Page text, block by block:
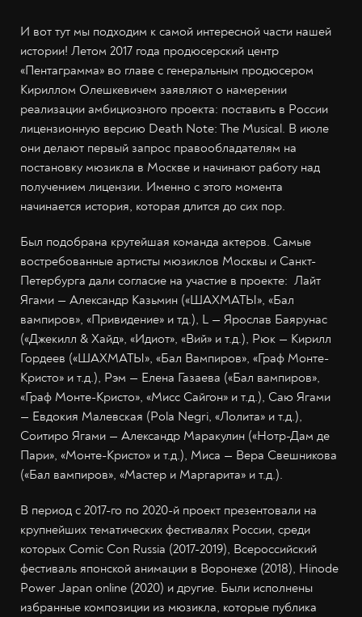
И вот тут мы подходим к самой интересной части нашей
истории! Летом 2017 года продюсерский центр
«Пентаграмма» во главе с генеральным продюсером
Кириллом Олешкевичем заявляют о намерении
реализации амбициозного проекта: поставить в России
лицензионную версию Death Note: The Musical. В июле
они делают первый запрос правообладателям на
постановку мюзикла в Москве и начинают работу над
получением лицензии. Именно с этого момента
начинается история, которая длится до сих пор.
Был подобрана крутейшая команда актеров. Самые
востребованные артисты мюзиклов Москвы и Санкт-
Петербурга дали согласие на участие в проекте: Лайт
Ягами — Александр Казьмин («ШАХМАТЫ», «Бал
вампиров», «Привидение» и тд.), L — Ярослав Баярунас
(«Джекилл & Хайд», «Идиот», «Вий» и т.д.), Рюк — Кирилл
Гордеев («ШАХМАТЫ», «Бал Вампиров», «Граф Монте-
Кристо» и т.д.), Рэм — Елена Газаева («Бал вампиров»,
«Граф Монте-Кристо», «Мисс Сайгон» и т.д.), Саю Ягами
— Евдокия Малевская (Pola Negri, «Лолита» и т.д.),
Соитиро Ягами — Александр Маракулин («Нотр-Дам де
Пари», «Монте-Кристо» и т.д.), Миса — Вера Свешникова
(«Бал вампиров», «Мастер и Маргарита» и т.д.).
В период с 2017-го по 2020-й проект презентовали на
крупнейших тематических фестивалях России, среди
которых Comic Con Russia (2017-2019), Всероссийский
фестиваль японской анимации в Воронеже (2018), Hinode
Power Japan online (2020) и другие. Были исполнены
избранные композиции из мюзикла, которые публика